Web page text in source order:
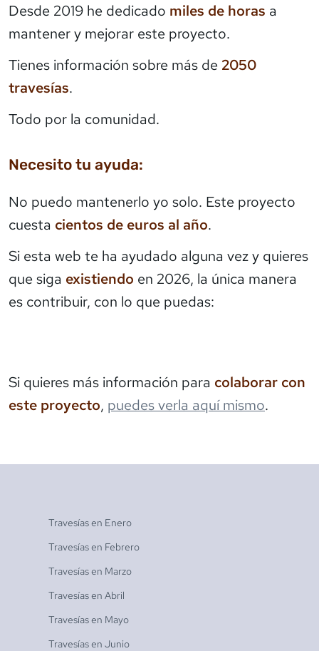
Desde 2019 he dedicado miles de horas a
mantener y mejorar este proyecto.
Tienes información sobre más de 2050
travesías.
Todo por la comunidad.
Necesito tu ayuda:
No puedo mantenerlo yo solo. Este proyecto
cuesta cientos de euros al año.
Si esta web te ha ayudado alguna vez y quieres
que siga existiendo en 2026, la única manera
es contribuir, con lo que puedas:
Si quieres más información para colaborar con
este proyecto, puedes verla aquí mismo.
Travesías en Enero
Travesías en Febrero
Travesías en Marzo
Travesías en Abril
Travesías en Mayo
Travesías en Junio